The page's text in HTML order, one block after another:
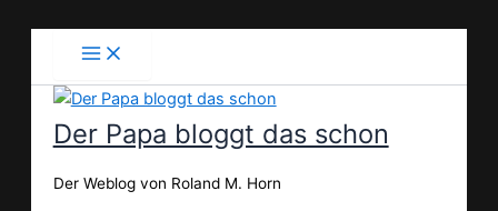
Der Papa bloggt das schon
Der Weblog von Roland M. Horn